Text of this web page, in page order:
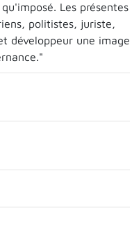
Les présentes
politistes, juriste,
développeur une image